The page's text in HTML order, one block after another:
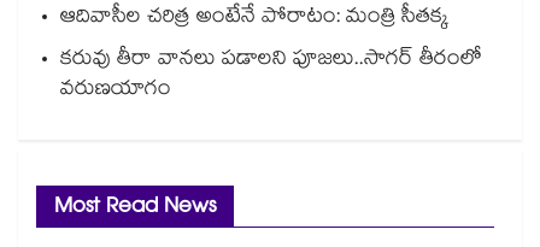
ఆదివాసీల చరిత్ర అంటేనే పోరాటం: మంత్రి సీతక్క
కరువు తీరా వానలు పడాలని పూజలు..సాగర్ తీరంలో
వరుణయాగం
Most Read News